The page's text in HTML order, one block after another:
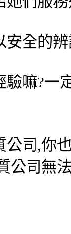
安全的
驗嘛?一
公司,你
公司無